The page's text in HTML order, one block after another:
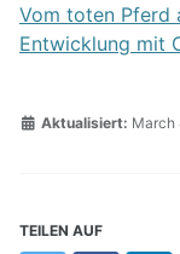
Vom toten
Entwicklung mit
Aktualisiert: March
TEILEN AUF